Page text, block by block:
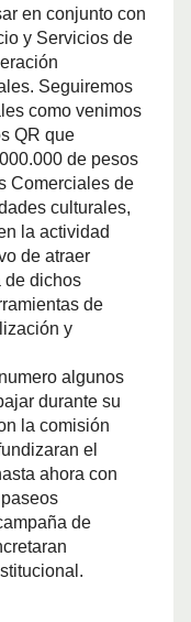
en conjunto con
y Servicios de
Seguiremos
como venimos
QR que
de pesos
Comerciales de
culturales,
la actividad
de atraer
de dichos
de
y
algunos
durante su
la comisión
el
ahora con
de